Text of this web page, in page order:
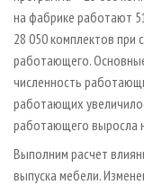
на фабрике работают
28 050 комплектов при
работающего.
численность
работающих
работающего выросла
Выполним расчет
выпуска мебели.